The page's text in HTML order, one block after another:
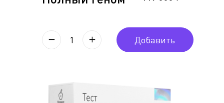
1 Добавить